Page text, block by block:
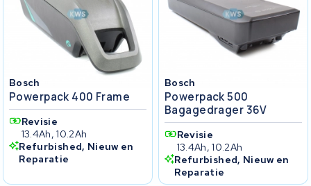
Bosch
Powerpack 400 Frame
Revisie
13.4Ah, 10.2Ah
Refurbished, Nieuw en
Reparatie
Bosch
Powerpack 500
Bagagedrager 36V
Revisie
13.4Ah, 10.2Ah
Refurbished, Nieuw en
Reparatie